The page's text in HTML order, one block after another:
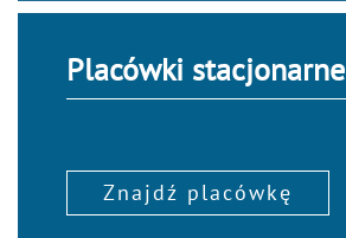
Placówki stacjonarne
Znajdź placówkę